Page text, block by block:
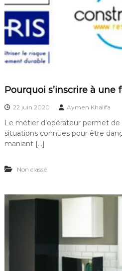
Pourquoi s’inscrire à
22 juin 2020 Aymen Khalifa
Le métier d’opérateur permet
situations connues pour être
maniant […]
Non classé